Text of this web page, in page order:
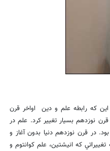
اين كه رابطه علم و دين اواخر قرن
نوزدهم بسيار تغيير كرد. علم در
در قرن نوزدهم دنيا بدون آغاز و
كه انيشتين، علم كوانتوم و
صبح پنج‌شنبه ۱۵ مرداد ۱۴۰۵